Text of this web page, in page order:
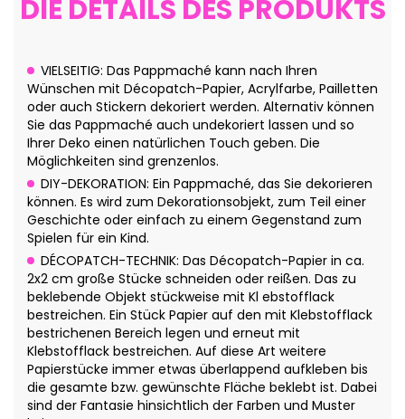
DIE DETAILS DES PRODUKTS
VIELSEITIG: Das Pappmaché kann nach Ihren
Wünschen mit Décopatch-Papier, Acrylfarbe, Pailletten
oder auch Stickern dekoriert werden. Alternativ können
Sie das Pappmaché auch undekoriert lassen und so
Ihrer Deko einen natürlichen Touch geben. Die
Möglichkeiten sind grenzenlos.
DIY-DEKORATION: Ein Pappmaché, das Sie dekorieren
können. Es wird zum Dekorationsobjekt, zum Teil einer
Geschichte oder einfach zu einem Gegenstand zum
Spielen für ein Kind.
DÉCOPATCH-TECHNIK: Das Décopatch-Papier in ca.
2x2 cm große Stücke schneiden oder reißen. Das zu
beklebende Objekt stückweise mit Kl ebstofflack
bestreichen. Ein Stück Papier auf den mit Klebstofflack
bestrichenen Bereich legen und erneut mit
Klebstofflack bestreichen. Auf diese Art weitere
Papierstücke immer etwas überlappend aufkleben bis
die gesamte bzw. gewünschte Fläche beklebt ist. Dabei
sind der Fantasie hinsichtlich der Farben und Muster